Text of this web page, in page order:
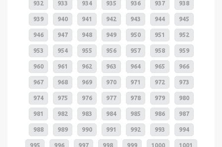
932 933 934 935 936 937 938
939 940 941 942 943 944 945
946 947 948 949 950 951 952
953 954 955 956 957 958 959
960 961 962 963 964 965 966
967 968 969 970 971 972 973
974 975 976 977 978 979 980
981 982 983 984 985 986 987
988 989 990 991 992 993 994
995 996 997 998 999 1000 1001